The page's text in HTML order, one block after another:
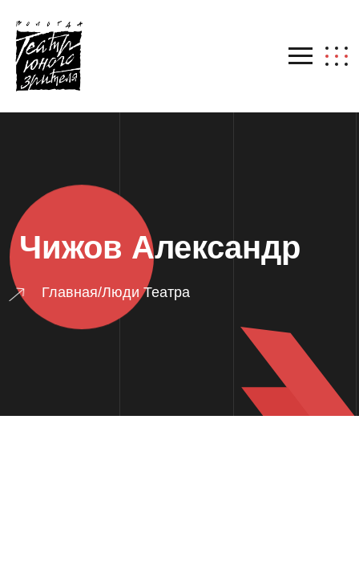
Чижов Александр
Главная/Люди Театра